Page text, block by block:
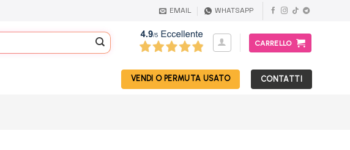
EMAIL WHATSAPP
CARRELLO
VENDI O PERMUTA USATO CONTATTI